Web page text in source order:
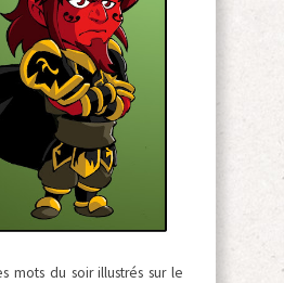
mots du soir illustrés sur le